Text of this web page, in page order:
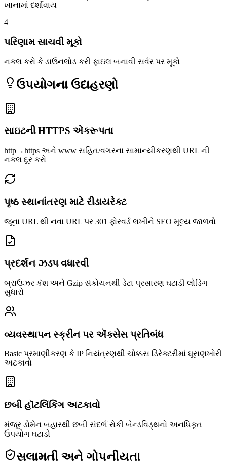
ખાનામાં દર્શાવાય
4
પરિણામ સાચવી મૂકો
નકલ કરો કે ડાઉનલોડ કરી ફાઇલ બનાવી સર્વર પર મૂકો
ઉપયોગના ઉદાહરણો
સાઇટની HTTPS એકરૂપતા
http→https અને www સહિત/વગરના સામાન્યીકરણથી URL ની
નકલ દૂર કરો
પૃષ્ઠ સ્થાનાંતરણ માટે રીડાયરેક્ટ
જૂના URL થી નવા URL પર 301 ફોરવર્ડ લખીને SEO મૂલ્ય જાળવો
પ્રદર્શન ઝડપ વધારવી
બ્રાઉઝર કૅશ અને Gzip સંકોચનથી ડેટા પ્રસારણ ઘટાડી લોડિંગ
સુધારો
વ્યવસ્થાપન સ્ક્રીન પર ઍક્સેસ પ્રતિબંધ
Basic પ્રમાણીકરણ કે IP નિયંત્રણથી ચોક્કસ ડિરેક્ટરીમાં ઘૂસણખોરી
અટકાવો
છબી હૉટલિંકિંગ અટકાવો
મંજૂર ડોમેન બહારથી છબી સંદર્ભ રોકી બેન્ડવિડ્થનો અનધિકૃત
ઉપયોગ ઘટાડો
સલામતી અને ગોપનીયતા